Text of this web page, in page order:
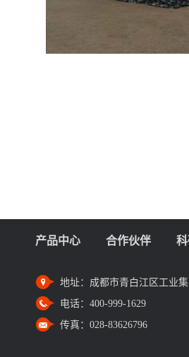
产品中心 合作伙伴
地址： 成都市青白江区工业
电话： 400-999-1629
传真： 028-83626796